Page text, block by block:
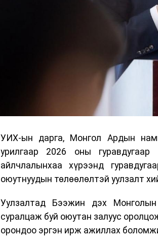
УИХ-ын дарга, Монгол Ардын
урилгаар 2026 оны
айлчлалынхаа хүрээнд
оюутнуудын төлөөлөлтэй уулзалт
Уулзалтад Бээжин дэх
суралцаж буй оюутан залуус
орондоо эргэн ирж ажиллах